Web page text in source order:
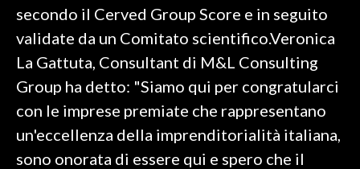
secondo il Cerved Group Score e in seguito
validate da un Comitato scientifico.Veronica
La Gattuta, Consultant di M&L Consulting
Group ha detto: "Siamo qui per congratularci
con le imprese premiate che rappresentano
un'eccellenza della imprenditorialità italiana,
sono onorata di essere qui e spero che il